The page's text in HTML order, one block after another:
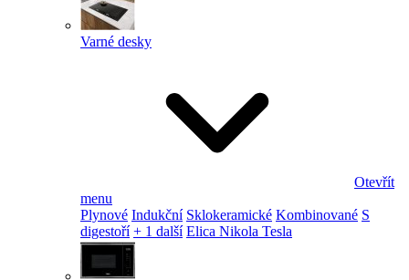
Varné desky
Otevřít
menu
Plynové Indukční Sklokeramické Kombinované S
digestoří + 1 další Elica Nikola Tesla